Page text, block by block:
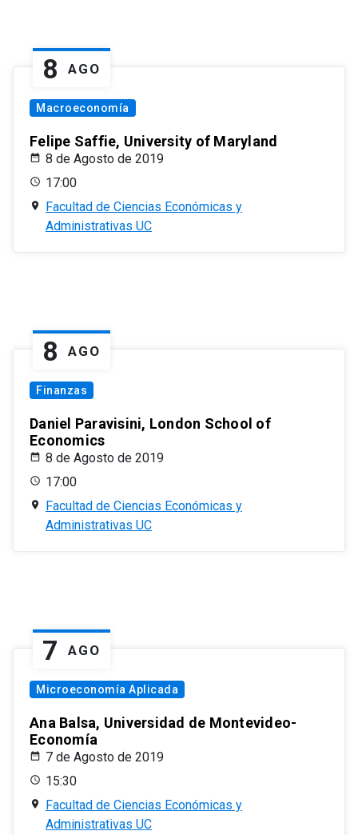
8 AGO
Macroeconomía
Felipe Saffie, University of Maryland
8 de Agosto de 2019
17:00
Facultad de Ciencias Económicas y
Administrativas UC
8 AGO
Finanzas
Daniel Paravisini, London School of
Economics
8 de Agosto de 2019
17:00
Facultad de Ciencias Económicas y
Administrativas UC
7 AGO
Microeconomía Aplicada
Ana Balsa, Universidad de Montevideo-
Economía
7 de Agosto de 2019
15:30
Facultad de Ciencias Económicas y
Administrativas UC